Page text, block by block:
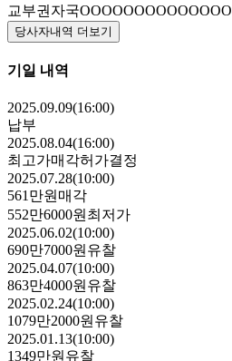
교부권자국OOOOOOOOOOOOOO
당사자내역 더보기
기일 내역
2025.09.09(16:00)
납부
2025.08.04(16:00)
최고가매각허가결정
2025.07.28(10:00)
561만원 매각
552만6000원 최저가
2025.06.02(10:00)
690만7000원 유찰
2025.04.07(10:00)
863만4000원 유찰
2025.02.24(10:00)
1079만2000원 유찰
2025.01.13(10:00)
1349만원 유찰